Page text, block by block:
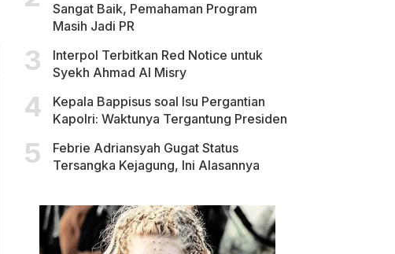
Sangat Baik, Pemahaman Program
Masih Jadi PR
Interpol Terbitkan Red Notice untuk
Syekh Ahmad Al Misry
Kepala Bappisus soal Isu Pergantian
Kapolri: Waktunya Tergantung Presiden
Febrie Adriansyah Gugat Status
Tersangka Kejagung, Ini Alasannya